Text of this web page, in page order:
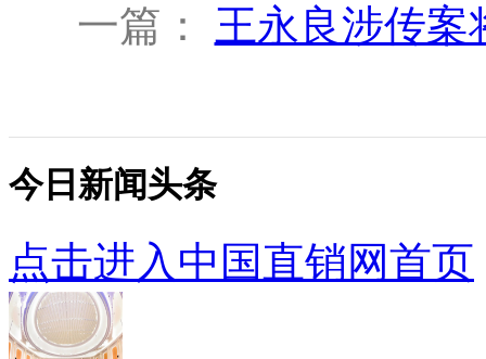
一篇： 王永良涉传案
今日新闻头条
点击进入中国直销网首页